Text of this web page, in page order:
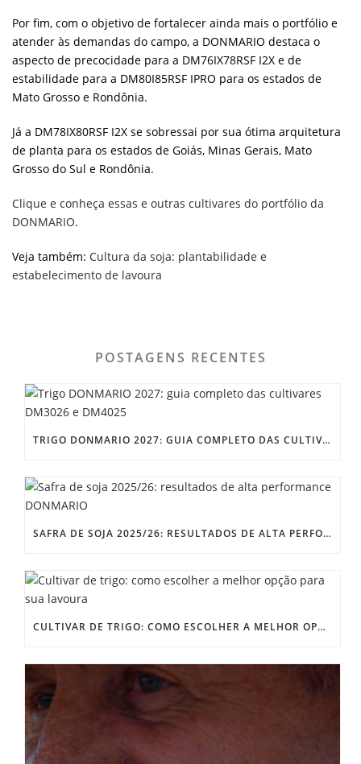
Por fim, com o objetivo de fortalecer ainda mais o portfólio e
atender às demandas do campo, a DONMARIO destaca o
aspecto de precocidade para a DM76IX78RSF I2X e de
estabilidade para a DM80I85RSF IPRO para os estados de
Mato Grosso e Rondônia.
Já a DM78IX80RSF I2X se sobressai por sua ótima arquitetura
de planta para os estados de Goiás, Minas Gerais, Mato
Grosso do Sul e Rondônia.
Clique e conheça essas e outras cultivares do portfólio da
DONMARIO.
Veja também: Cultura da soja: plantabilidade e
estabelecimento de lavoura
POSTAGENS RECENTES
TRIGO DONMARIO 2027: GUIA COMPLETO DAS CULTIVARES DM3026 E DM4025
SAFRA DE SOJA 2025/26: RESULTADOS DE ALTA PERFORMANCE DONMARIO
CULTIVAR DE TRIGO: COMO ESCOLHER A MELHOR OPÇÃO PARA SUA LAVOURA